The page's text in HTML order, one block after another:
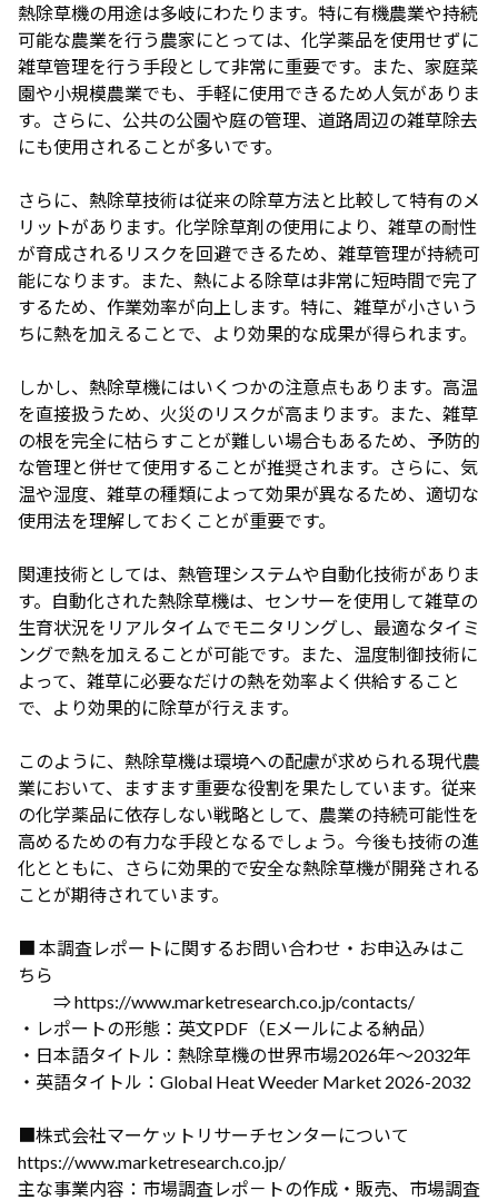
熱除草機の用途は多岐にわたります。特に有機農業や持続
可能な農業を行う農家にとっては、化学薬品を使用せずに
雑草管理を行う手段として非常に重要です。また、家庭菜
園や小規模農業でも、手軽に使用できるため人気がありま
す。さらに、公共の公園や庭の管理、道路周辺の雑草除去
にも使用されることが多いです。
さらに、熱除草技術は従来の除草方法と比較して特有のメ
リットがあります。化学除草剤の使用により、雑草の耐性
が育成されるリスクを回避できるため、雑草管理が持続可
能になります。また、熱による除草は非常に短時間で完了
するため、作業効率が向上します。特に、雑草が小さいう
ちに熱を加えることで、より効果的な成果が得られます。
しかし、熱除草機にはいくつかの注意点もあります。高温
を直接扱うため、火災のリスクが高まります。また、雑草
の根を完全に枯らすことが難しい場合もあるため、予防的
な管理と併せて使用することが推奨されます。さらに、気
温や湿度、雑草の種類によって効果が異なるため、適切な
使用法を理解しておくことが重要です。
関連技術としては、熱管理システムや自動化技術がありま
す。自動化された熱除草機は、センサーを使用して雑草の
生育状況をリアルタイムでモニタリングし、最適なタイミ
ングで熱を加えることが可能です。また、温度制御技術に
よって、雑草に必要なだけの熱を効率よく供給すること
で、より効果的に除草が行えます。
このように、熱除草機は環境への配慮が求められる現代農
業において、ますます重要な役割を果たしています。従来
の化学薬品に依存しない戦略として、農業の持続可能性を
高めるための有力な手段となるでしょう。今後も技術の進
化とともに、さらに効果的で安全な熱除草機が開発される
ことが期待されています。
■ 本調査レポートに関するお問い合わせ・お申込みはこ
ちら
⇒ https://www.marketresearch.co.jp/contacts/
・レポートの形態：英文PDF（Eメールによる納品）
・日本語タイトル：熱除草機の世界市場2026年～2032年
・英語タイトル：Global Heat Weeder Market 2026-2032
■株式会社マーケットリサーチセンターについて
https://www.marketresearch.co.jp/
主な事業内容：市場調査レポ－トの作成・販売、市場調査